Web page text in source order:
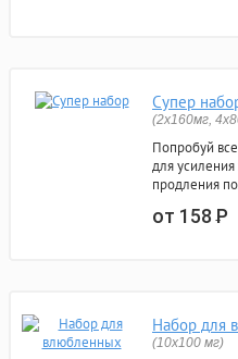
Супер
(2х160мг,
Попробуй
для
продления
от 158Р
Набор для
(10х100 мг)